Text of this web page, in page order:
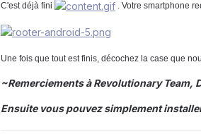
C'est déjà fini . Votre smartphone
Une fois que tout est finis, décochez la case que
~Remerciements à Revolutionary Team,
Ensuite vous pouvez simplement